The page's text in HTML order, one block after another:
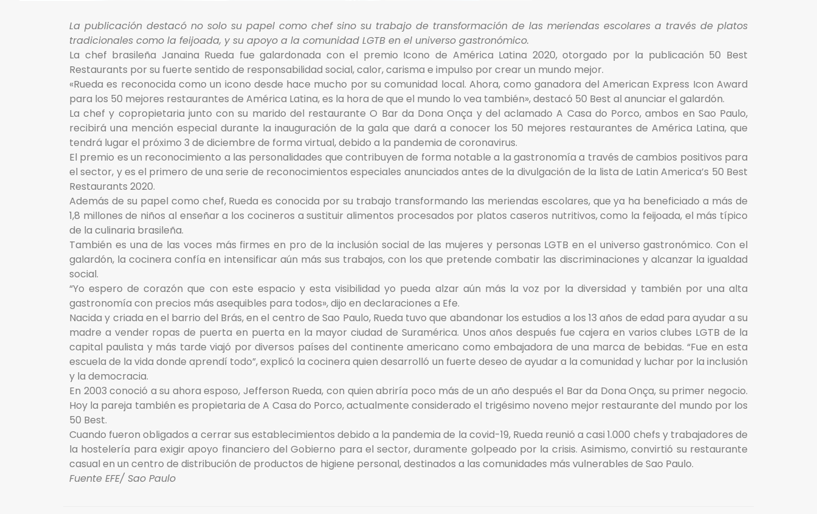
La publicación destacó no solo su papel como chef sino su trabajo de transformación de las meriendas escolares a través de platos
tradicionales como la feijoada, y su apoyo a la comunidad LGTB en el universo gastronómico.
La chef brasileña Janaina Rueda fue galardonada con el premio Icono de América Latina 2020, otorgado por la publicación 50 Best
Restaurants por su fuerte sentido de responsabilidad social, calor, carisma e impulso por crear un mundo mejor.
«Rueda es reconocida como un icono desde hace mucho por su comunidad local. Ahora, como ganadora del American Express Icon Award
para los 50 mejores restaurantes de América Latina, es la hora de que el mundo lo vea también», destacó 50 Best al anunciar el galardón.
La chef y copropietaria junto con su marido del restaurante O Bar da Dona Onça y del aclamado A Casa do Porco, ambos en Sao Paulo,
recibirá una mención especial durante la inauguración de la gala que dará a conocer los 50 mejores restaurantes de América Latina, que
tendrá lugar el próximo 3 de diciembre de forma virtual, debido a la pandemia de coronavirus.
El premio es un reconocimiento a las personalidades que contribuyen de forma notable a la gastronomía a través de cambios positivos para
el sector, y es el primero de una serie de reconocimientos especiales anunciados antes de la divulgación de la lista de Latin America’s 50 Best
Restaurants 2020.
Además de su papel como chef, Rueda es conocida por su trabajo transformando las meriendas escolares, que ya ha beneficiado a más de
1,8 millones de niños al enseñar a los cocineros a sustituir alimentos procesados por platos caseros nutritivos, como la feijoada, el más típico
de la culinaria brasileña.
También es una de las voces más firmes en pro de la inclusión social de las mujeres y personas LGTB en el universo gastronómico. Con el
galardón, la cocinera confía en intensificar aún más sus trabajos, con los que pretende combatir las discriminaciones y alcanzar la igualdad
social.
“Yo espero de corazón que con este espacio y esta visibilidad yo pueda alzar aún más la voz por la diversidad y también por una alta
gastronomía con precios más asequibles para todos», dijo en declaraciones a Efe.
Nacida y criada en el barrio del Brás, en el centro de Sao Paulo, Rueda tuvo que abandonar los estudios a los 13 años de edad para ayudar a su
madre a vender ropas de puerta en puerta en la mayor ciudad de Suramérica. Unos años después fue cajera en varios clubes LGTB de la
capital paulista y más tarde viajó por diversos países del continente americano como embajadora de una marca de bebidas. “Fue en esta
escuela de la vida donde aprendí todo”, explicó la cocinera quien desarrolló un fuerte deseo de ayudar a la comunidad y luchar por la inclusión
y la democracia.
En 2003 conoció a su ahora esposo, Jefferson Rueda, con quien abriría poco más de un año después el Bar da Dona Onça, su primer negocio.
Hoy la pareja también es propietaria de A Casa do Porco, actualmente considerado el trigésimo noveno mejor restaurante del mundo por los
50 Best.
Cuando fueron obligados a cerrar sus establecimientos debido a la pandemia de la covid-19, Rueda reunió a casi 1.000 chefs y trabajadores de
la hostelería para exigir apoyo financiero del Gobierno para el sector, duramente golpeado por la crisis. Asimismo, convirtió su restaurante
casual en un centro de distribución de productos de higiene personal, destinados a las comunidades más vulnerables de Sao Paulo.
Fuente EFE/ Sao Paulo